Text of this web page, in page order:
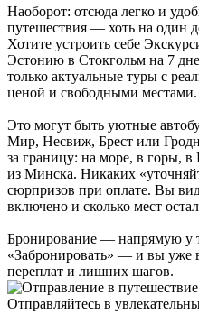
Наоборот: отсюда легко и
путешествия — хоть на один
Хотите устроить себе
Эстонию в Стокгольм на 7
только актуальные туры с
ценой и свободными местами.
Это могут быть уютные
Мир, Несвиж, Брест или
за границу: на море, в горы,
из Минска. Никаких
сюрпризов при оплате. Вы
включено и сколько мест
Бронирование — напрямую у
«Забронировать» — и вы уже
переплат и лишних шагов.
Отправляйтесь в